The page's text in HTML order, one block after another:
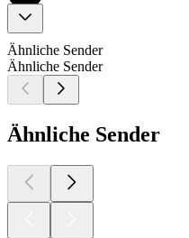
Ähnliche Sender
Ähnliche Sender
Ähnliche Sender